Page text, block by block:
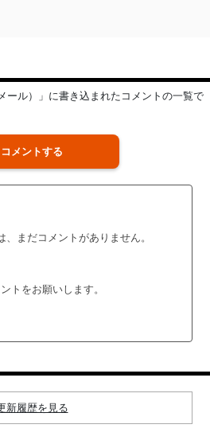
ール）」に書き込まれたコメントの一覧で
コメントする
、まだコメントがありません。
トをお願いします。
新履歴を見る